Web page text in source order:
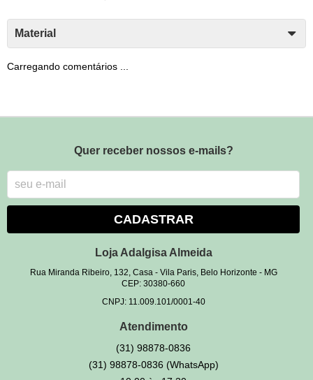
Material
Carregando comentários ...
Quer receber nossos e-mails?
CADASTRAR
Loja Adalgisa Almeida
Rua Miranda Ribeiro, 132, Casa- Vila Paris, Belo Horizonte - MG
CEP: 30380-660
CNPJ: 11.009.101/0001-40
Atendimento
(31) 98878-0836
(31) 98878-0836 (WhatsApp)